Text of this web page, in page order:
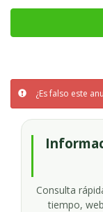
¿Es falso este
Consulta
tiempo,